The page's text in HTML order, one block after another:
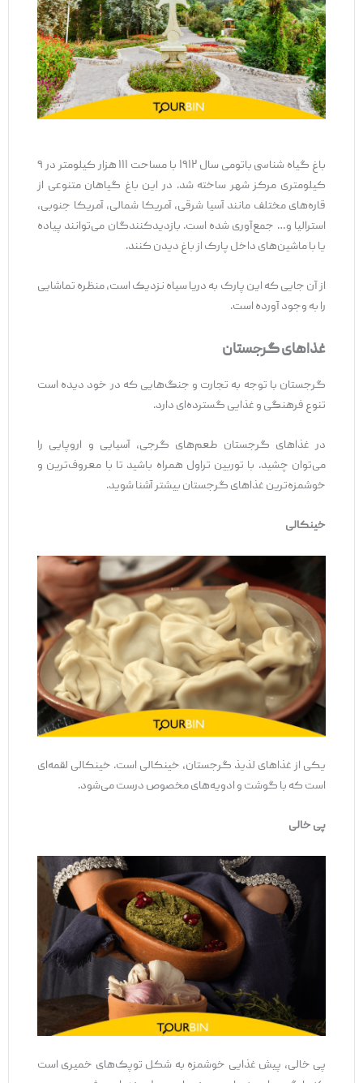
باغ گیاه شناسی باتومی سال ۱۹۱۲ با مساحت ۱۱۱ هزار کیلومتر در ۹
کیلومتری مرکز شهر ساخته شد. در این باغ گیاهان متنوعی از
قاره‌های مختلف مانند آسیا شرقی، آمریکا شمالی، آمریکا جنوبی،
استرالیا و… جمع‌آوری شده است. بازدیدکنندگان می‌توانند پیاده
یا با ماشین‌های داخل پارک از باغ دیدن کنند.
از آن جایی که این پارک به دریا سیاه نزدیک است، منظره تماشایی
را به وجود آورده است.
غذاهای گرجستان
گرجستان با توجه به تجارت و جنگ‌هایی که در خود دیده است
تنوع فرهنگی و غذایی گسترده‌ای دارد.
در غذاهای گرجستان طعم‌های گرجی، آسیایی و اروپایی را
می‌توان چشید. با توربین تراول همراه باشید تا با معروف‌ترین و
خوشمزه‌ترین غذاهای گرجستان بیشتر آشنا شوید.
خینکالی
یکی از غذاهای لذیذ گرجستان، خینکالی است. خینکالی لقمه‌ای
است که با گوشت و ادویه‌های مخصوص درست می‌شود.
پی خالی
پی خالی، پیش غذایی خوشمزه به شکل توپک‌های خمیری است